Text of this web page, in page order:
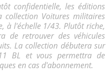
confidentielle, les éditions
collection Voitures militaires
à l'échelle 1/43. Plutôt riche,
de retrouver des véhicules
La collection débutera sur
BL et vous permettra de
en cas d'abonnement.